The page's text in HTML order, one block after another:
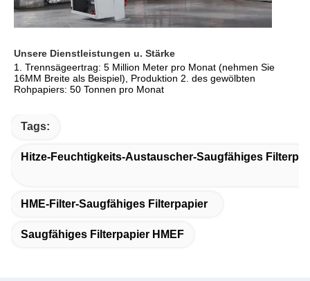
Unsere Dienstleistungen u. Stärke
1. Trennsägeertrag: 5 Million Meter pro Monat (nehmen Sie
16MM Breite als Beispiel), Produktion 2. des gewölbten
Rohpapiers: 50 Tonnen pro Monat
Tags:
Hitze-Feuchtigkeits-Austauscher-Saugfähiges
HME-Filter-Saugfähiges Filterpapier
Saugfähiges Filterpapier HMEF